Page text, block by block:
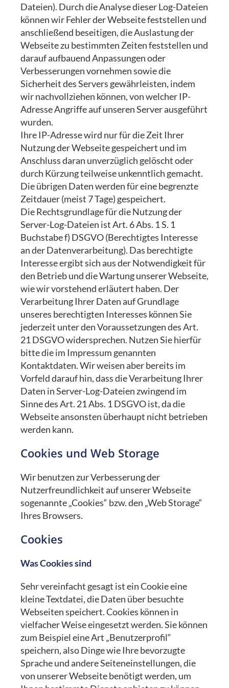
Dateien). Durch die Analyse dieser Log-Dateien
können wir Fehler der Webseite feststellen und
anschließend beseitigen, die Auslastung der
Webseite zu bestimmten Zeiten feststellen und
darauf aufbauend Anpassungen oder
Verbesserungen vornehmen sowie die
Sicherheit des Servers gewährleisten, indem
wir nachvollziehen können, von welcher IP-
Adresse Angriffe auf unseren Server ausgeführt
wurden.
Ihre IP-Adresse wird nur für die Zeit Ihrer
Nutzung der Webseite gespeichert und im
Anschluss daran unverzüglich gelöscht oder
durch Kürzung teilweise unkenntlich gemacht.
Die übrigen Daten werden für eine begrenzte
Zeitdauer (meist 7 Tage) gespeichert.
Die Rechtsgrundlage für die Nutzung der
Server-Log-Dateien ist Art. 6 Abs. 1 S. 1
Buchstabe f) DSGVO (Berechtigtes Interesse
an der Datenverarbeitung). Das berechtigte
Interesse ergibt sich aus der Notwendigkeit für
den Betrieb und die Wartung unserer Webseite,
wie wir vorstehend erläutert haben. Der
Verarbeitung Ihrer Daten auf Grundlage
unseres berechtigten Interesses können Sie
jederzeit unter den Voraussetzungen des Art.
21 DSGVO widersprechen. Nutzen Sie hierfür
bitte die im Impressum genannten
Kontaktdaten. Wir weisen aber bereits im
Vorfeld darauf hin, dass die Verarbeitung Ihrer
Daten in Server-Log-Dateien zwingend im
Sinne des Art. 21 Abs. 1 DSGVO ist, da die
Webseite ansonsten überhaupt nicht betrieben
werden kann.
Cookies und Web Storage
Wir benutzen zur Verbesserung der
Nutzerfreundlichkeit auf unserer Webseite
sogenannte „Cookies“ bzw. den „Web Storage“
Ihres Browsers.
Cookies
Was Cookies sind
Sehr vereinfacht gesagt ist ein Cookie eine
kleine Textdatei, die Daten über besuchte
Webseiten speichert. Cookies können in
vielfacher Weise eingesetzt werden. Sie können
zum Beispiel eine Art „Benutzerprofil“
speichern, also Dinge wie Ihre bevorzugte
Sprache und andere Seiteneinstellungen, die
von unserer Webseite benötigt werden, um